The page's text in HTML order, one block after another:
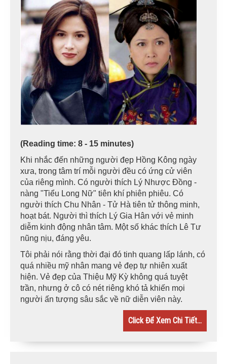
(Reading time: 8 - 15 minutes)
Khi nhắc đến những người đẹp Hồng Kông ngày
xưa, trong tâm trí mỗi người đều có ứng cử viên
của riêng mình. Có người thích Lý Nhược Đồng -
nàng "Tiểu Long Nữ" tiên khí phiên phiêu. Có
người thích Chu Nhân - Tử Hà tiên tử thông minh,
hoạt bát. Người thì thích Lý Gia Hân với vẻ minh
diễm kinh động nhân tâm. Một số khác thích Lê Tư
nũng nịu, đáng yêu.
Tôi phải nói rằng thời đại đó tinh quang lấp lánh, có
quá nhiều mỹ nhân mang vẻ đẹp tự nhiên xuất
hiện. Vẻ đẹp của Thiệu Mỹ Kỳ không quá tuyệt
trần, nhưng ở cô có nét riêng khó tả khiến mọi
người ấn tượng sâu sắc về nữ diễn viên này.
Click Để Xem Chi Tiết...